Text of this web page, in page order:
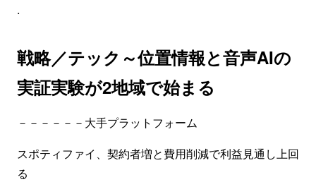
.
戦略／テック～位置情報と音声AIの
実証実験が2地域で始まる
－－－－－－大手プラットフォーム
スポティファイ、契約者増と費用削減で利益見通し上回
る